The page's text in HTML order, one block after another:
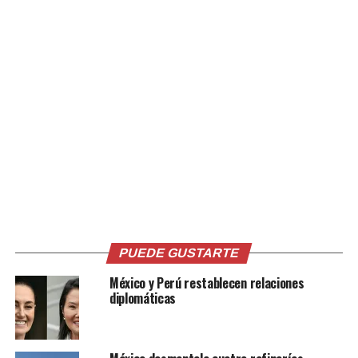
Según las autoridades, la mujer no había recibido
Al margen de los motivos, «fue un feminicidio y debe ser
investigado como tal», señaló a AFP el consultor en
seguridad David Saucedo, aludiendo a versiones de
PUEDE GUSTARTE
México y Perú restablecen relaciones
diplomáticas